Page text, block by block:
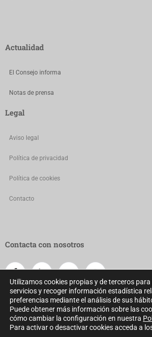
Actualidad
El Consejo informa
Notas de prensa
Legal
Aviso legal
Política de privacidad
Política de cookies
Contacto
Contacta con nosotros
Utilizamos cookies propias y de terceros
servicios y recoger información estadística
preferencias mediante el análisis de sus
Puede obtener más información sobre las
cómo cambiar la configuración en nuestra
Para activar o desactivar cookies acceda a